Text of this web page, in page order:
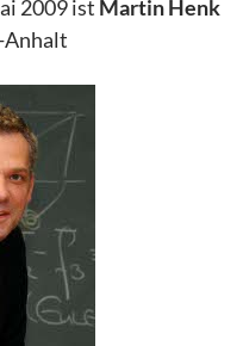
2009 ist Martin Henk
Anhalt